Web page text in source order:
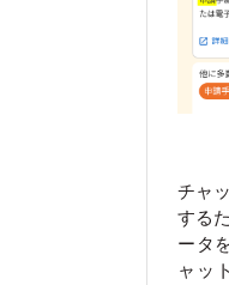
チャ
する
ータ
ャッ